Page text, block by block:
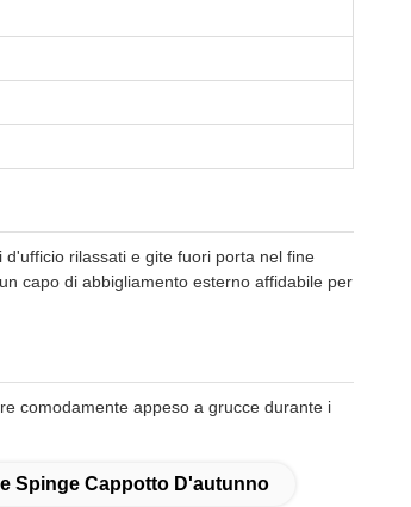
rilassati e gite fuori porta nel fine
capo di abbigliamento esterno affidabile per
comodamente appeso a grucce durante i
Spinge Cappotto D'autunno